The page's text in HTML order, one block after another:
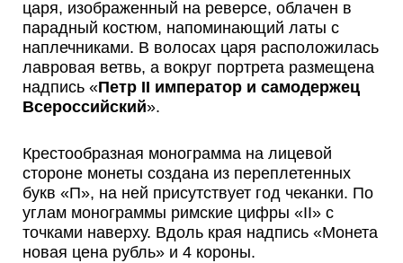
царя, изображенный на реверсе, облачен в
парадный костюм, напоминающий латы с
наплечниками. В волосах царя расположилась
лавровая ветвь, а вокруг портрета размещена
надпись «Петр II император и самодержец
Всероссийский».
Крестообразная монограмма на лицевой
стороне монеты создана из переплетенных
букв «П», на ней присутствует год чеканки. По
углам монограммы римские цифры «II» с
точками наверху. Вдоль края надпись «Монета
новая цена рубль» и 4 короны.